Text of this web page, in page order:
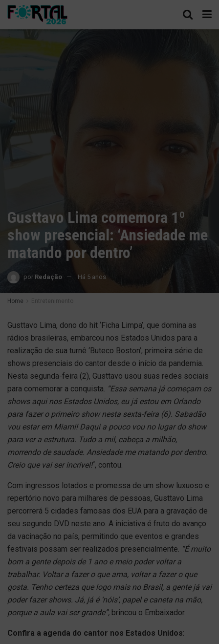
Gusttavo Lima comemora 1º
show presencial: ‘Ansiedade me
matando por dentro’
por Redação Há 5 anos
Home Entretenimento
Gusttavo Lima, dono do hit ‘Ficha Limpa’, que domina as
rádios brasileiras, embarcou nos Estados Unidos para a
realização de sua turnê ‘Buteco Boston’, primeira série de
shows presenciais do cantor desde o início da pandemia.
Nesta segunda-feira (2), Gusttavo usou suas redes sociais
para comemorar a conquista. “Essa semana já começam os
shows aqui nos Estados Unidos, eu já estou em Orlando
para fazer o primeiro show nesta sexta-feira (6). Sabadão
vou estar em Miami! Daqui a pouco vou no lugar do show
para ver a estrutura. Tudo a mil, cabeça a milhão,
morrendo de saudade. Ansiedade me matando por dentro.
Creio que vai ser incrível!“, contou.
Com ingressos lotados e promessa de um show luxuoso e
repertório novo para milhares de pessoas, Gusttavo Lima
percorrerá 5 cidades famosas dos EUA para a gravação de
seu segundo DVD neste ano. A iniciativa é fruto do avanço
da vacinação no país, permitindo que eventos e grandes
festivais possam ser realizados presencialmente. “É muito
bom a gente depois de 1 ano e meio poder voltar a
trabalhar. Voltar a fazer o que ama, voltar a fazer o que
gosta. Tenho certeza que logo mais no Brasil, a gente já vai
poder fazer shows. Já, já é ‘nóis’, papel e caneta na mão,
porque a aula vai ser grande”, brincou o Embaixador.
Confira a agenda do cantor nos Estados Unidos: